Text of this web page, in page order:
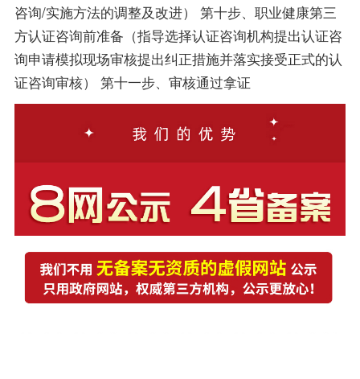
咨询/实施方法的调整及改进） 第十步、职业健康第三
方认证咨询前准备（指导选择认证咨询机构提出认证咨
询申请模拟现场审核提出纠正措施并落实接受正式的认
证咨询审核） 第十一步、审核通过拿证